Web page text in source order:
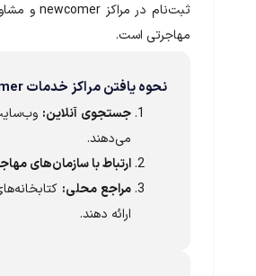
ثبت‌نام در مراکز newcomer و مشاوره مهاجرتی گامی مهم برای دسترسی به
مهاجرتی است.
نحوه یافتن مراکز خدمات newcomer در محل سکونت
جستجوی آنلاین:
می‌دهند.
ارتباط با سازمان‌های
مراجع محلی:
ارائه دهند.